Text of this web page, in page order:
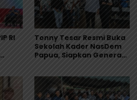
RI
Tonny Tesar Resmi Buka
Sekolah Kader NasDem
Papua, Siapkan Generasi